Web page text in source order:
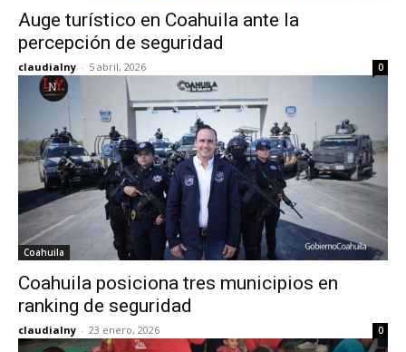
Auge turístico en Coahuila ante la
percepción de seguridad
claudialny - 5 abril, 2026 0
Coahuila
Coahuila posiciona tres municipios en
ranking de seguridad
claudialny - 23 enero, 2026 0